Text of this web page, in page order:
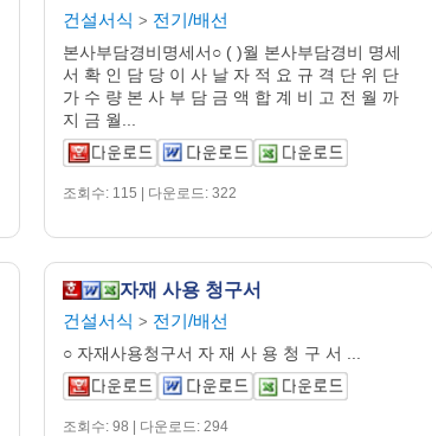
건설서식 > 전기/배선
본사부담경비명세서○ ( )월 본사부담경비 명세
서 확 인 담 당 이 사 날 자 적 요 규 격 단 위 단
가 수 량 본 사 부 담 금 액 합 계 비 고 전 월 까
지 금 월...
조회수: 115 | 다운로드: 322
자재 사용 청구서
건설서식 > 전기/배선
○ 자재사용청구서 자 재 사 용 청 구 서 ...
조회수: 98 | 다운로드: 294